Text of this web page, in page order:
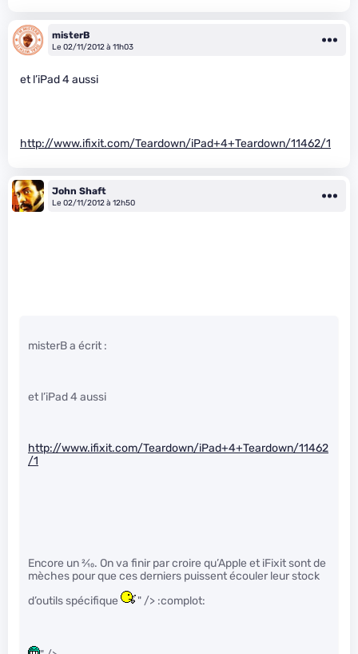
misterB
Le 02/11/2012 à 11h03
et l’iPad 4 aussi
http://www.ifixit.com/Teardown/iPad+4+Teardown/11462/1
John Shaft
Le 02/11/2012 à 12h50
misterB a écrit :
et l’iPad 4 aussi
http://www.ifixit.com/Teardown/iPad+4+Teardown/11462
/1
Encore un2⁄10. On va finir par croire qu’Apple et iFixit sont de
mèches pour que ces derniers puissent écouler leur stock
d’outils spécifique
" /> :complot: